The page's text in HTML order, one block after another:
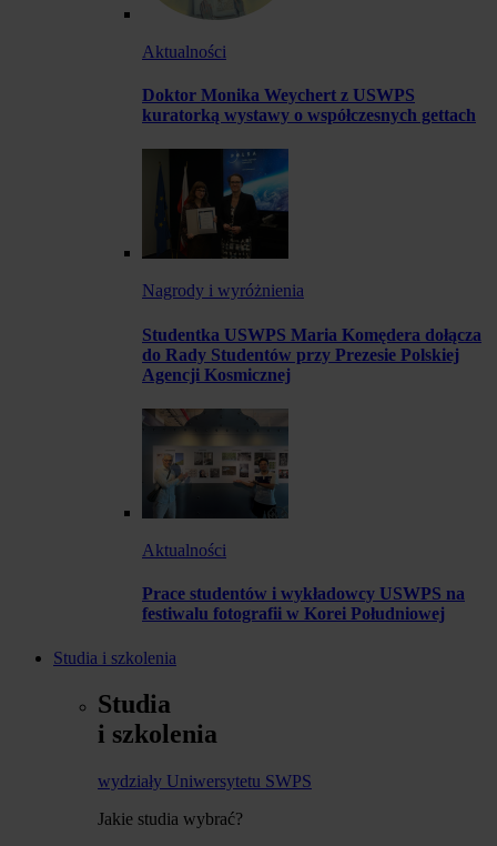
Aktualności
Doktor Monika Weychert z USWPS
kuratorką wystawy o współczesnych gettach
Nagrody i wyróżnienia
Studentka USWPS Maria Komędera dołącza
do Rady Studentów przy Prezesie Polskiej
Agencji Kosmicznej
Aktualności
Prace studentów i wykładowcy USWPS na
festiwalu fotografii w Korei Południowej
Studia i szkolenia
Studia
i szkolenia
wydziały Uniwersytetu SWPS
Jakie studia wybrać?